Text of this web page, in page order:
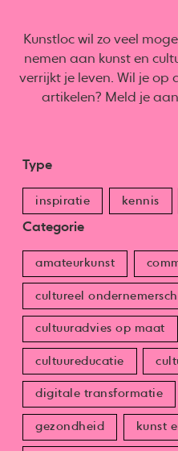
Kunstloc wil zo veel
nemen aan kunst en
verrijkt je leven. Wil je op
artikelen? Meld je
Type
inspiratie kennis
Categorie
amateurkunst
cultureel
cultuuradvies op maat
cultuureducatie
digitale transformatie
gezondheid kunst